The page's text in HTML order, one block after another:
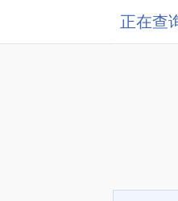
正在查